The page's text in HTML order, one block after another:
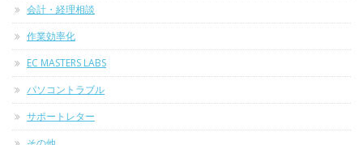
会計・経理相談
作業効率化
EC MASTERS LABS
パソコントラブル
サポートレター